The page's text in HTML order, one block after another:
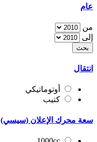
عام
من
إلى
انتقال
أوتوماتيكي
كتيب
سعة محرك الإعلان (سيسي)